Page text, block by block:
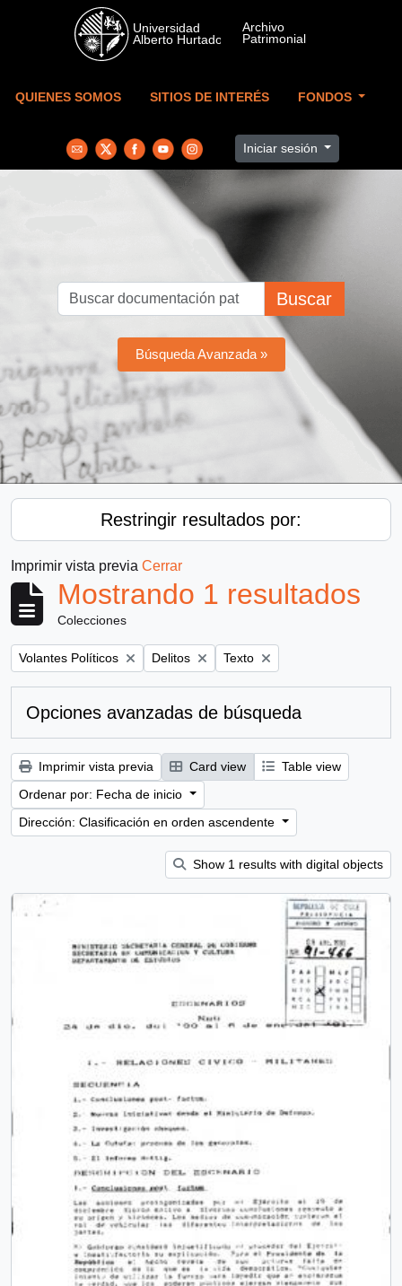
Skip to main content
QUIENES SOMOS SITIOS DE INTERÉS FONDOS
Iniciar sesión
Buscar
Búsqueda Avanzada »
Restringir resultados por:
Imprimir vista previa Cerrar
Mostrando 1 resultados
Colecciones
Remove filter:
Volantes Políticos Remove filter:
Delitos Remove filter:
Texto
Opciones avanzadas de búsqueda
Imprimir vista previa Card view
Table view
Ordenar por: Fecha de inicio
Dirección: Clasificación en orden ascendente
Show 1 results with digital objects